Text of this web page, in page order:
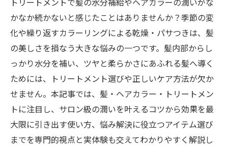
かなか続かないと感じたことはありませんか？季節の変
化や繰り返すカラーリングによる乾燥・パサつきは、髪
の美しさを損なう大きな悩みの一つです。髪内部からし
っかり水分を補い、ツヤと柔らかさにあふれる髪へ導く
ためには、トリートメント選びや正しいケア方法が欠か
せません。本記事では、髪・ヘアカラー・トリートメン
トに注目し、サロン級の潤いを叶えるコツから効果を最
大限に引き出す使い方、悩み解決に役立つアイテム選び
までを専門的視点と実体験も交えてわかりやすく解説し